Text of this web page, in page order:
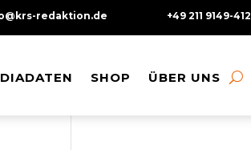
redaktion.de +49 211 9149-412
SHOP ÜBER UNS
SHOP ÜBER UNS